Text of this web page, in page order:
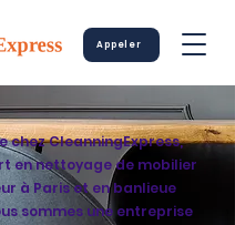
Appeler
chez CleanningExpress,
en nettoyage de mobilier
à Paris et en banlieue
sommes une entreprise